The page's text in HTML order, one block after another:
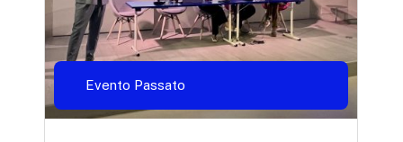
Evento Passato